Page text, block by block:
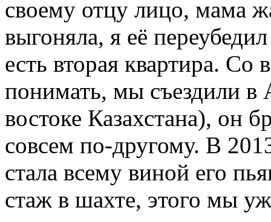
своему отцу лицо, мама
выгоняла, я её
есть вторая квартира. Со
понимать, мы съездили в
востоке Казахстана), он
совсем по-другому. В
стала всему виной его
стаж в шахте, этого мы